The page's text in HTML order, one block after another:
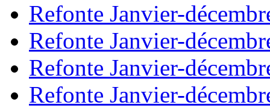
Refonte Janvier-
Refonte Janvier-
Refonte Janvier-
Refonte Janvier-